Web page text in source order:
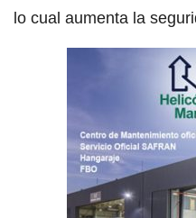
lo cual aumenta la